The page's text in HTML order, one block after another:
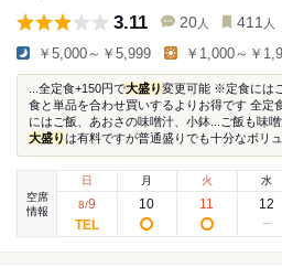
3.11 20 人 411 人
￥5,000～￥5,999 ￥1,000～￥
...全定食+150円で大盛り変更可能 ※定食には
食と単品を合わせ買いするよりお得です 全定
にはご飯、あおさの味噌汁、小鉢...ご飯も味
大盛りは有料ですが普通盛りでも十分なボリュ
空席
情報
日
8/9
月
10
火
11
水
12